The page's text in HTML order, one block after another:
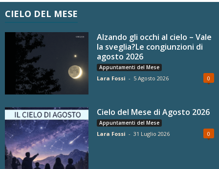
CIELO DEL MESE
Alzando gli occhi al cielo – Vale
la sveglia?Le congiunzioni di
agosto 2026
Appuntamenti del Mese
Lara Fossi - 5 Agosto 2026 0
Cielo del Mese di Agosto 2026
Appuntamenti del Mese
Lara Fossi - 31 Luglio 2026 0